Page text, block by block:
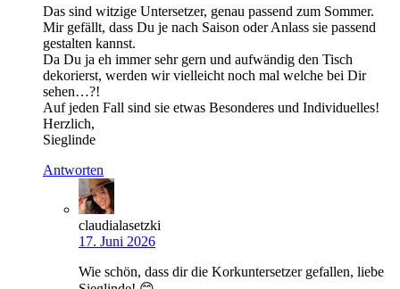
Das sind witzige Untersetzer, genau passend zum Sommer.
Mir gefällt, dass Du je nach Saison oder Anlass sie passend
gestalten kannst.
Da Du ja eh immer sehr gern und aufwändig den Tisch
dekorierst, werden wir vielleicht noch mal welche bei Dir
sehen…?!
Auf jeden Fall sind sie etwas Besonderes und Individuelles!
Herzlich,
Sieglinde
Antworten
claudialasetzki
17. Juni 2026
Wie schön, dass dir die Korkuntersetzer gefallen, liebe